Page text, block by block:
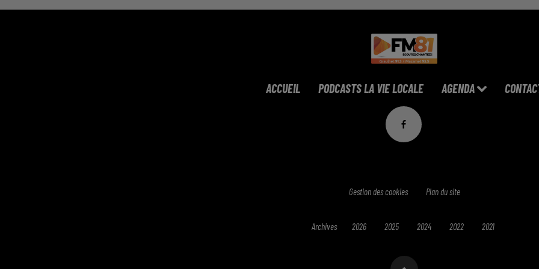
ACCUEIL PODCASTS LA VIE LOCALE AGENDA
Gestion des cookies Plan du site
Archives 2026 2025 2024 2022 2021